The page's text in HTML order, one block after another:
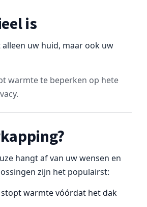
is
uw huid, maar ook uw
warmte te beperken op hete
hangt af van uw wensen en
zijn het populairst:
warmte vóórdat het dak